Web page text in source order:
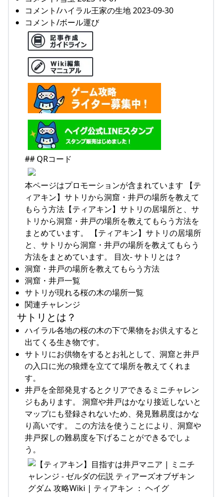
コメント/ハイラル王家の生地 2023-09-30
コメント/ボール運び
## QRコード
本ページはプロモーションが含まれています 【テ
ィアキン】サトリから洞窟・井戸の場所を教えて
もらう方法【ティアキン】サトリの居場所と、サ
トリから洞窟・井戸の場所を教えてもらう方法を
まとめています。 【ティアキン】サトリの居場所
と、サトリから洞窟・井戸の場所を教えてもらう
方法をまとめています。 目次- サトリとは？
洞窟・井戸の場所を教えてもらう方法
洞窟・井戸一覧
サトリが現れる桜の木の場所一覧
関連チャレンジ
サトリとは？
ハイラル各地の桜の木の下で果物をお供えすると
出てくる生き物です。
サトリにお供物をするとお礼として、洞窟と井戸
の入口に光の狼煙を立てて場所を教えてくれま
す。
井戸を全部発見するとクリアできるミニチャレン
ジもあります。 洞窟や井戸はかなり接近しないと
マップにも登録されないため、発見難易度はかな
り高いです。 この方法を使うことにより、洞窟や
井戸探しの難易度を下げることができるでしょ
う。